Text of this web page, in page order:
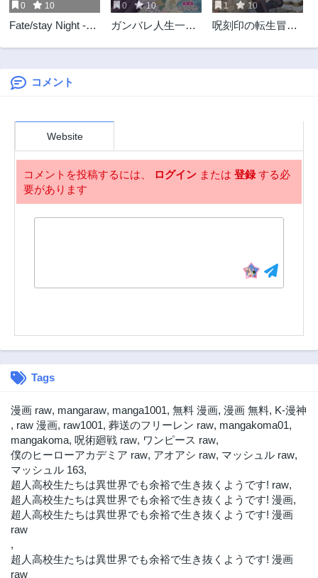
第78話
3年前
第77話
3年前
第76話 第75話
第74話
第72話
第70話
3年前
第69話
3年前
第68話
3年前 3年前
第58話
第56話
3年前
第55話
3年前
第54話
3年前
第53話
第52話
3年前
第51話
3年前
第50話
第48話 第47話
0 10
Fate/stay Night -
0 10
ガンバレ人生一周
1 10
呪刻印の転生冒険
コメント
Website
コメントを投稿するには、 ログイン または 登録する必
要があります
Tags
漫画 raw, mangaraw, manga1001, 無料 漫画, 漫画 無料, K-漫神
, raw 漫画, raw1001, 葬送のフリーレン raw, mangakoma01,
mangakoma, 呪術廻戦 raw, ワンピース raw,
僕のヒーローアカデミア raw, アオアシ raw, マッシュル raw,
マッシュル 163,
超人高校生たちは異世界でも余裕で生き抜くようです! raw,
超人高校生たちは異世界でも余裕で生き抜くようです! 漫画,
超人高校生たちは異世界でも余裕で生き抜くようです! 漫画
raw
,
超人高校生たちは異世界でも余裕で生き抜くようです! 漫画
raw